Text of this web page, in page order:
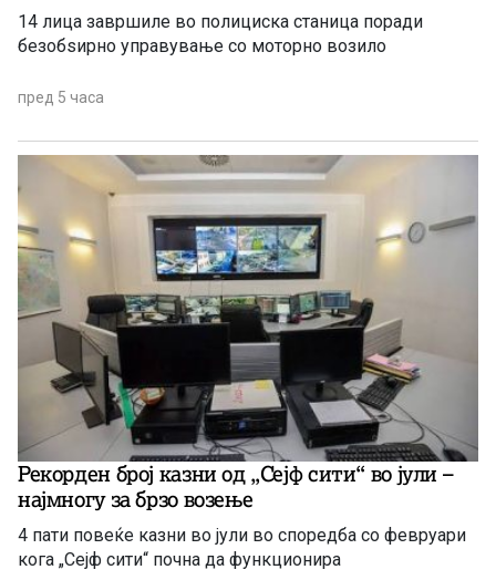
14 лица завршиле во полициска станица поради
безобѕирно управување со моторно возило
пред 5 часа
Рекорден број казни од „Сејф сити“ во јули –
најмногу за брзо возење
4 пати повеќе казни во јули во споредба со февруари
кога „Сејф сити“ почна да функционира